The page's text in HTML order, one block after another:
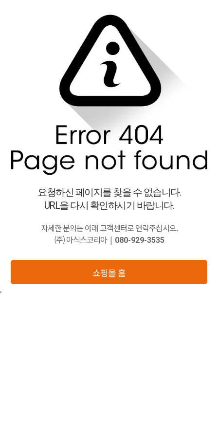
요청하신 페이지를 찾을 수 없습니다.
URL을 다시 확인하시기 바랍니다.
자세한 문의는 아래 고객센터로 연락주십시오.
(주) 아식스코리아| 080-929-3535
쇼핑몰 홈